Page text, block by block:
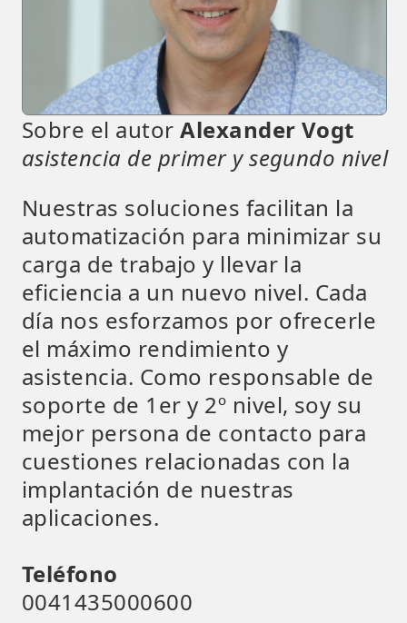
Sobre el autorAlexander Vogt
asistencia de primer y segundo nivel
Nuestras soluciones facilitan la
automatización para minimizar su
carga de trabajo y llevar la
eficiencia a un nuevo nivel. Cada
día nos esforzamos por ofrecerle
el máximo rendimiento y
asistencia. Como responsable de
soporte de 1er y 2º nivel, soy su
mejor persona de contacto para
cuestiones relacionadas con la
implantación de nuestras
aplicaciones.
Teléfono
0041435000600